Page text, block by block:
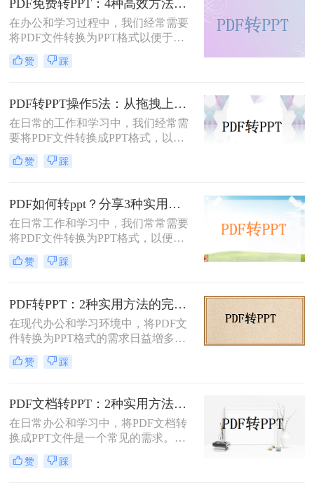
PDF免费转PPT：4种高效方法的速度、精度和文件限制实测！
在办公和学习过程中，我们经常需要
将PDF文件转换为PPT格式以便于演
示或编辑。那么怎么免费把pdf转换成
ppt呢？本文将详细介绍几种免费的方
赞 踩
PDF转PPT操作5法：从拖拽上传到批量转换的完整步骤！
在日常的工作和学习中，我们经常需
要将PDF文件转换成PPT格式，以便
进行编辑、展示和分享。那么PDF怎
么转换成PPT呢？本文将介绍五种将
赞 踩
PDF如何转ppt？分享3种实用的压缩方法！
在日常工作和学习中，我们常常需要
将PDF文件转换为PPT格式，以便进
行演示或进一步编辑。PDF文件以其
固定格式和跨平台的优势而广受欢
辑功能和动态展示效果。那么PDF如
何转PPT呢？本文将介绍三种将PDF
转换为PPT的方法，帮助您轻松完成
这一任务。
赞 踩
PDF转PPT：2种实用方法的完整操作流程和格式保留对比！
在现代办公和学习环境中，将PDF文
件转换为PPT格式的需求日益增多。
无论是为了更方便地编辑内容，还是
为了在演示文稿中更好地展示信息，
能。那么如何把PDF转换成PPT呢？
本文将介绍两种高效的PDF转PPT方
法，帮助您根据自己的需求选择最合
适的方式。
赞 踩
PDF文档转PPT：2种实用方法的关键参数和输出对比！
在日常办公和学习中，将PDF文档转
换成PPT文件是一个常见的需求。
PDF文件因其跨平台性和格式稳定性
而广受欢迎，但在某些情况下，我们
赞 踩